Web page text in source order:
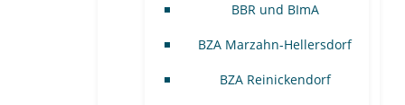
BBR und BImA
BZA Marzahn-Hellersdorf
BZA Reinickendorf